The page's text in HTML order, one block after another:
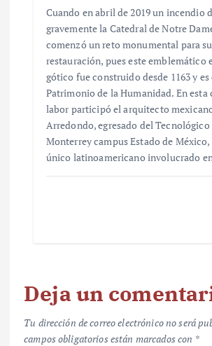
Cuando en abril de 2019 un incendio
gravemente la Catedral de Notre
comenzó un reto monumental para su
restauración, pues este emblemático
gótico fue construido desde 1163 y
Patrimonio de la Humanidad. En esta
labor participó el arquitecto
Arredondo, egresado del Tecnológico
Monterrey campus Estado de
único latinoamericano involucrado
Deja un
Tu dirección de correo electrónico no será
campos obligatorios están marcados con *